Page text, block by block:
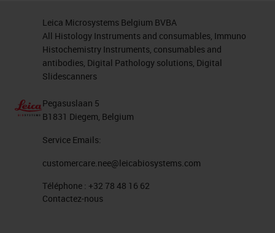
Leica Microsystems Belgium BVBA
All Histology Instruments and consumables, Immuno
Histochemistry Instruments, consumables and
antibodies, Digital Pathology solutions, Digital
Slidescanners
Pegasuslaan 5
B1831 Diegem, Belgium
Service Emails:
customercare.nee@leicabiosystems.com
Téléphone : +32 78 48 16 62
Contactez-nous